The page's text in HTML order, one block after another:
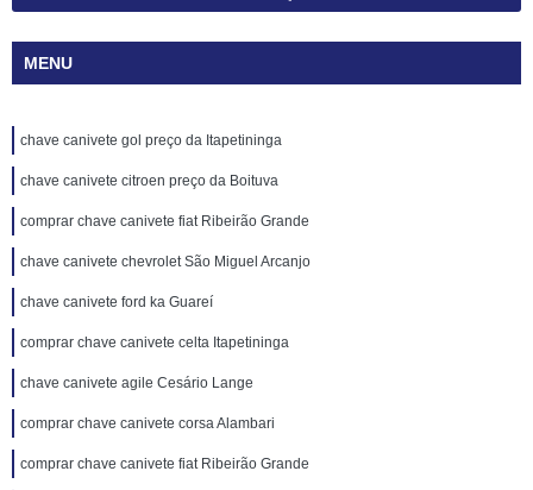
MENU
chave canivete gol preço da Itapetininga
chave canivete citroen preço da Boituva
comprar chave canivete fiat Ribeirão Grande
chave canivete chevrolet São Miguel Arcanjo
chave canivete ford ka Guareí
comprar chave canivete celta Itapetininga
chave canivete agile Cesário Lange
comprar chave canivete corsa Alambari
comprar chave canivete fiat Ribeirão Grande